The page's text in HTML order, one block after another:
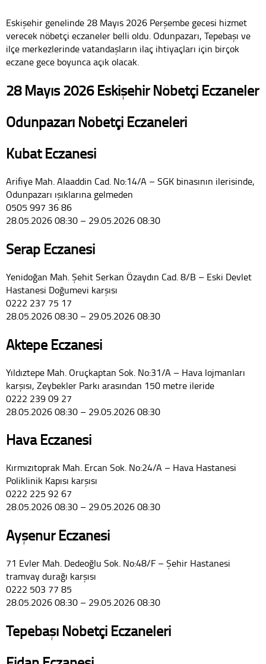
Eskişehir genelinde 28 Mayıs 2026 Perşembe gecesi hizmet
verecek nöbetçi eczaneler belli oldu. Odunpazarı, Tepebaşı ve
ilçe merkezlerinde vatandaşların ilaç ihtiyaçları için birçok
eczane gece boyunca açık olacak.
28 Mayıs 2026 Eskişehir Nöbetçi Eczaneler
Odunpazarı Nöbetçi Eczaneleri
Kubat Eczanesi
Arifiye Mah. Alaaddin Cad. No:14/A – SGK binasının ilerisinde,
Odunpazarı ışıklarına gelmeden
0505 997 36 86
28.05.2026 08:30 – 29.05.2026 08:30
Serap Eczanesi
Yenidoğan Mah. Şehit Serkan Özaydın Cad. 8/B – Eski Devlet
Hastanesi Doğumevi karşısı
0222 237 75 17
28.05.2026 08:30 – 29.05.2026 08:30
Aktepe Eczanesi
Yıldıztepe Mah. Oruçkaptan Sok. No:31/A – Hava lojmanları
karşısı, Zeybekler Parkı arasından 150 metre ileride
0222 239 09 27
28.05.2026 08:30 – 29.05.2026 08:30
Hava Eczanesi
Kırmızıtoprak Mah. Ercan Sok. No:24/A – Hava Hastanesi
Poliklinik Kapısı karşısı
0222 225 92 67
28.05.2026 08:30 – 29.05.2026 08:30
Ayşenur Eczanesi
71 Evler Mah. Dedeoğlu Sok. No:48/F – Şehir Hastanesi
tramvay durağı karşısı
0222 503 77 85
28.05.2026 08:30 – 29.05.2026 08:30
Tepebaşı Nöbetçi Eczaneleri